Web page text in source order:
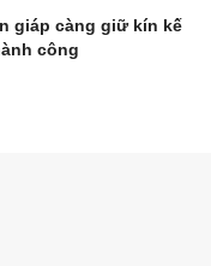
giáp càng giữ kín kế
công